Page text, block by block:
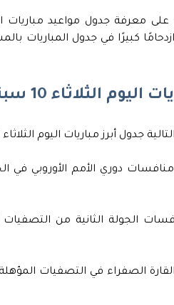
كبيرًا في جدول المباريات
سبتمبر 2024 والقنوات الناقلة
اليوم الثلاثاء 10 سبتمبر 2024 والقنوات الناقلة لها.
دوري الأمم الأوروبي في